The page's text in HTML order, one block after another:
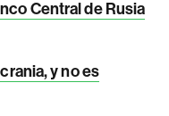
Central de Rusia
y no es